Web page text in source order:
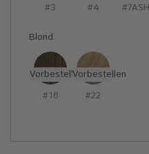
#3 #4 #7ASH
Blond
Vorbestellen
#18
Vorbestellen
#22